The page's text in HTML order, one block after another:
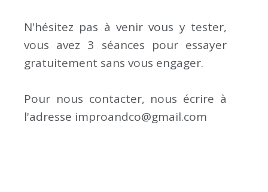
N'hésitez pas à venir vous y tester,
vous avez 3 séances pour essayer
gratuitement sans vous engager.
Pour nous contacter, nous écrire à
l'adresse improandco@gmail.com